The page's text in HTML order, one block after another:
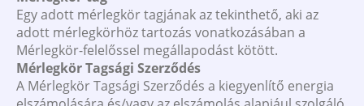
Egy adott mérlegkör tagjának az tekinthető, aki az
adott mérlegkörhöz tartozás vonatkozásában a
Mérlegkör-felelőssel megállapodást kötött.
Mérlegkör Tagsági Szerződés
A Mérlegkör Tagsági Szerződés a kiegyenlítő energia